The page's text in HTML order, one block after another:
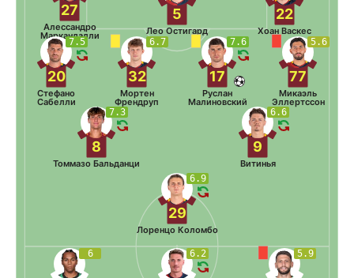
22
Хоан Васкес
5
Лео Остигард
27
Алессандро
Маркандалли
5.6
77
Микаэль
Эллертссон
7.6
17
Руслан
Малиновский
6.7
32
Мортен
Френдруп
7.5
20
Стефано
Сабелли
6.6
9
Витинья
7.3
8
Томмазо Бальданци
6.9
29
Лоренцо Коломбо
6 6.2 5.9